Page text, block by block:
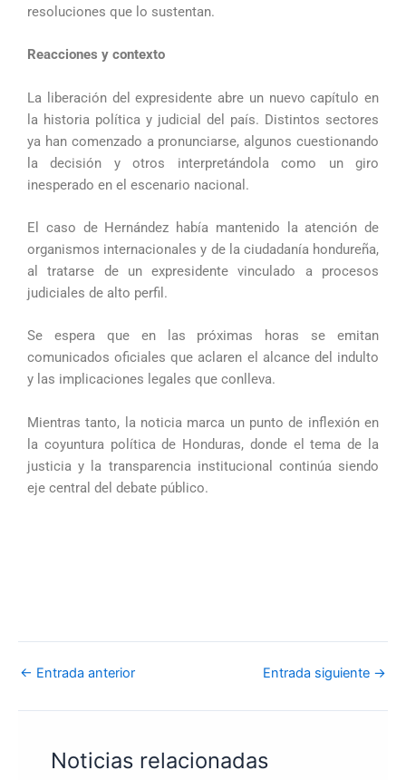
resoluciones que lo sustentan.
Reacciones y contexto
La liberación del expresidente abre un nuevo capítulo en
la historia política y judicial del país. Distintos sectores
ya han comenzado a pronunciarse, algunos cuestionando
la decisión y otros interpretándola como un giro
inesperado en el escenario nacional.
El caso de Hernández había mantenido la atención de
organismos internacionales y de la ciudadanía hondureña,
al tratarse de un expresidente vinculado a procesos
judiciales de alto perfil.
Se espera que en las próximas horas se emitan
comunicados oficiales que aclaren el alcance del indulto
y las implicaciones legales que conlleva.
Mientras tanto, la noticia marca un punto de inflexión en
la coyuntura política de Honduras, donde el tema de la
justicia y la transparencia institucional continúa siendo
eje central del debate público.
← Entrada anterior Entrada siguiente →
Noticias relacionadas